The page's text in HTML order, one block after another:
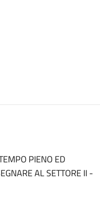
PIENO ED
AL SETTORE II -